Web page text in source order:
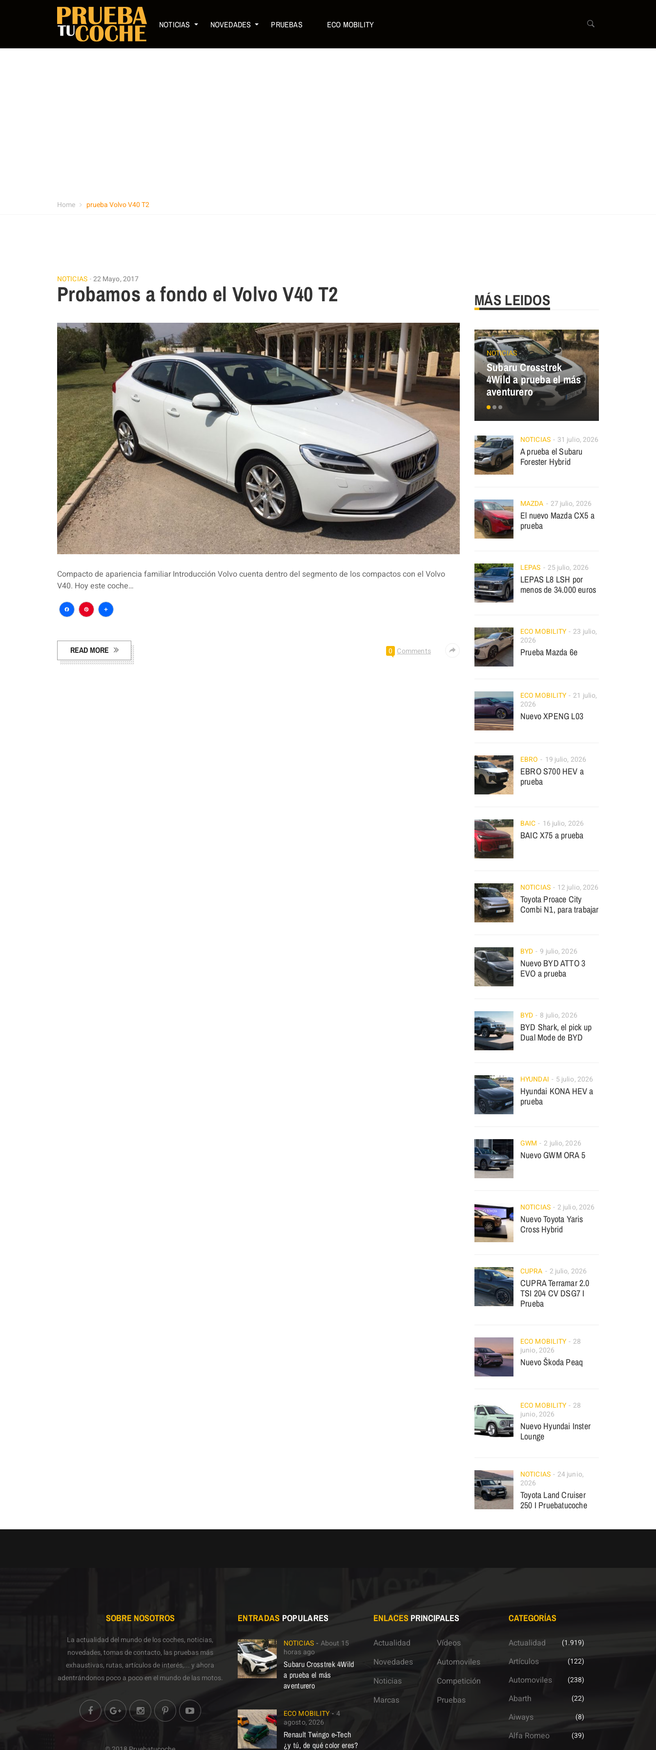
NOTICIAS NOVEDADES PRUEBAS ECO MOBILITY
Home prueba Volvo V40 T2
NOTICIAS 22 Mayo, 2017
Probamos a fondo el Volvo V40 T2
Compacto de apariencia familiar Introducción Volvo cuenta dentro del segmento de los compactos con el Volvo
V40. Hoy este coche…
Facebook
Pinterest
Compartir
READ MORE 0 Comments
MÁS LEIDOS
NOTICIAS
Subaru Crosstrek
4Wild a prueba el más
aventurero
NOTICIAS 31 julio, 2026
A prueba el Subaru
Forester Hybrid
MAZDA 27 julio, 2026
El nuevo Mazda CX5 a
prueba
LEPAS 25 julio, 2026
LEPAS L8 LSH por
menos de 34.000 euros
ECO MOBILITY
23 julio,
2026
Prueba Mazda 6e
ECO MOBILITY
21 julio,
2026
Nuevo XPENG L03
EBRO 19 julio, 2026
EBRO S700 HEV a
prueba
BAIC 16 julio, 2026
BAIC X75 a prueba
NOTICIAS 12 julio, 2026
Toyota Proace City
Combi N1, para trabajar
BYD 9 julio, 2026
Nuevo BYD ATTO 3
EVO a prueba
BYD 8 julio, 2026
BYD Shark, el pick up
Dual Mode de BYD
HYUNDAI 5 julio, 2026
Hyundai KONA HEV a
prueba
GWM 2 julio, 2026
Nuevo GWM ORA 5
NOTICIAS 2 julio, 2026
Nuevo Toyota Yaris
Cross Hybrid
CUPRA 2 julio, 2026
CUPRA Terramar 2.0
TSI 204 CV DSG7 I
Prueba
ECO MOBILITY
28
junio, 2026
Nuevo Škoda Peaq
ECO MOBILITY
28
junio, 2026
Nuevo Hyundai Inster
Lounge
NOTICIAS
24 junio,
2026
Toyota Land Cruiser
250 I Pruebatucoche
SOBRE NOSOTROS
La actualidad del mundo de los coches, noticias,
novedades, tomas de contacto, las pruebas más
exhaustivas, rutas, artículos de interés,... y ahora
adentrándonos poco a poco en el mundo de las motos.
ENTRADAS POPULARES
NOTICIAS
About 15
horas ago
Subaru Crosstrek 4Wild
a prueba el más
aventurero
ECO MOBILITY
4
agosto, 2026
Renault Twingo e-Tech
¿y tú, de qué color eres?
ENLACESPRINCIPALES
Actualidad
Novedades
Noticias
Marcas
Vídeos
Automoviles
Competición
Pruebas
CATEGORÍAS
Actualidad (1.919)
Artículos (122)
Automoviles (238)
Abarth (22)
Aiways (8)
Alfa Romeo (39)